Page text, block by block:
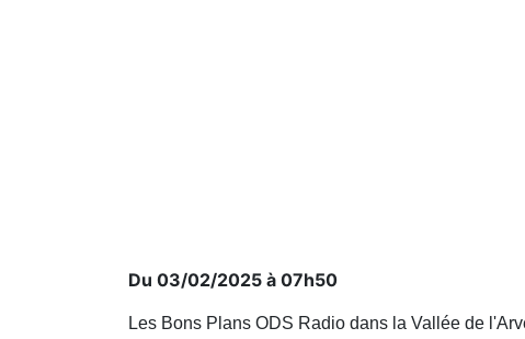
Du 03/02/2025 à 07h50
Les Bons Plans ODS Radio dans la Vallée de